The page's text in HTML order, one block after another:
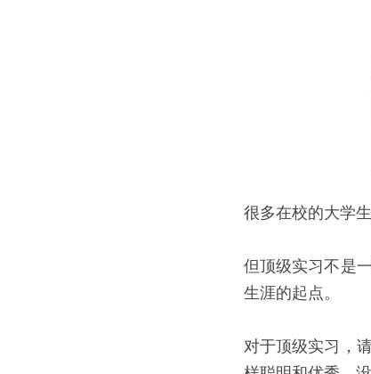
很多在校的大学
但顶级实习不是
生涯的起点。
对于顶级实习，